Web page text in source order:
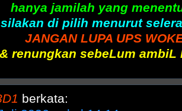
hanya jamilah yang
silakan di pilih menurut
JANGAN LUPA UPS
renungkan sebeLum ambiL
berkata: